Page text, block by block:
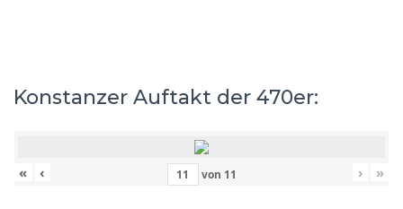
Konstanzer Auftakt der 470er:
« ‹ von 11 › »